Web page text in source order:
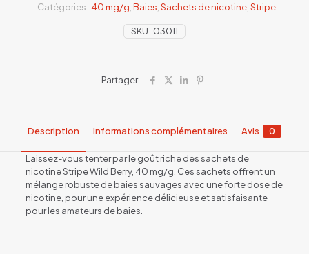
SKU : 03011
Catégories :40 mg/g Baies Sachets de nicotine, Stripe
Partager
Description Informations complémentaires Avis 0
Laissez-vous tenter par le goût riche des sachets de
nicotine Stripe Wild Berry, 40 mg/g. Ces sachets offrent un
mélange robuste de baies sauvages avec une forte dose de
nicotine, pour une expérience délicieuse et satisfaisante
pour les amateurs de baies.